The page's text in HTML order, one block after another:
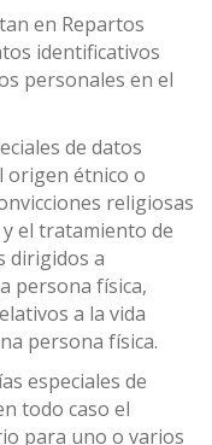
en Repartos
identificativos
personales en el
de datos
origen étnico o
religiosas
el tratamiento de
dirigidos a
persona física,
a la vida
persona física.
especiales de
todo caso el
para uno o varios